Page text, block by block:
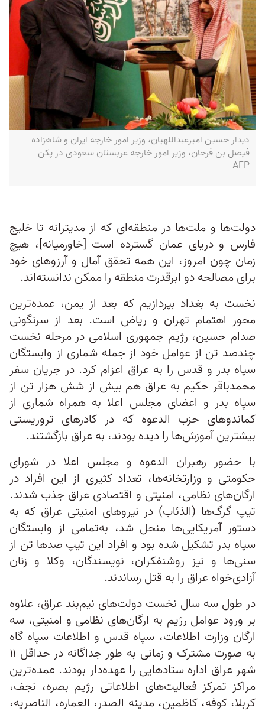
دیدار حسین امیرعبداللهیان، وزیر امور خارجه ایران و شاهزاده
فیصل بن فرحان، وزیر امور خارجه عربستان سعودی در پکن -
AFP
دولت‌ها و ملت‌ها در منطقه‌ای که از مدیترانه تا خلیج
فارس و دریای عمان گسترده است [خاورمیانه]، هیچ
زمان چون امروز، این‌ همه تحقق آمال و آرزوهای خود
برای مصالحه دو ابرقدرت منطقه را ممکن ندانسته‌اند.
نخست به بغداد بپردازیم که بعد از یمن، عمده‌ترین
محور اهتمام تهران و ریاض است. بعد از سرنگونی
صدام حسین، رژیم جمهوری اسلامی در مرحله نخست
چندصد تن از عوامل خود از جمله شماری از وابستگان
سپاه بدر و قدس را به عراق اعزام کرد. در جریان سفر
محمدباقر حکیم به عراق هم بیش از شش هزار تن از
سپاه بدر و اعضای مجلس اعلا به همراه شماری از
کماندوهای حزب الدعوه که در کادرهای تروریستی
بیشترین آموزش‌ها را دیده بودند، به عراق بازگشتند.
با حضور رهبران الدعوه و مجلس اعلا در شورای
حکومتی و وزارتخانه‌ها، تعداد کثیری از این افراد در
ارگان‌های نظامی، امنیتی و اقتصادی عراق جذب شدند.
تیپ گرگ‌ها (الذئاب) در نیروهای امنیتی عراق که به
دستور آمریکایی‌ها منحل شد، به‌تمامی از وابستگان
سپاه بدر تشکیل شده بود و افراد این تیپ صدها تن از
سنی‌ها و نیز روشنفکران، نویسندگان، وکلا و زنان
آزادی‌خواه عراق را به قتل رساندند.
در طول سه سال نخست دولت‌های نیم‌بند عراق، علاوه
بر ورود عوامل رژیم به ارگان‌های نظامی و امنیتی، سه
ارگان وزارت اطلاعات، سپاه قدس و اطلاعات سپاه گاه
به صورت مشترک و زمانی به طور جداگانه در حداقل ۱۱
شهر عراق اداره ستادهایی را عهده‌دار بودند. عمده‌ترین
مراکز تمرکز فعالیت‌های اطلاعاتی رژیم بصره، نجف،
کربلا، کوفه، کاظمین، مدینه الصدر، العماره، الناصریه،